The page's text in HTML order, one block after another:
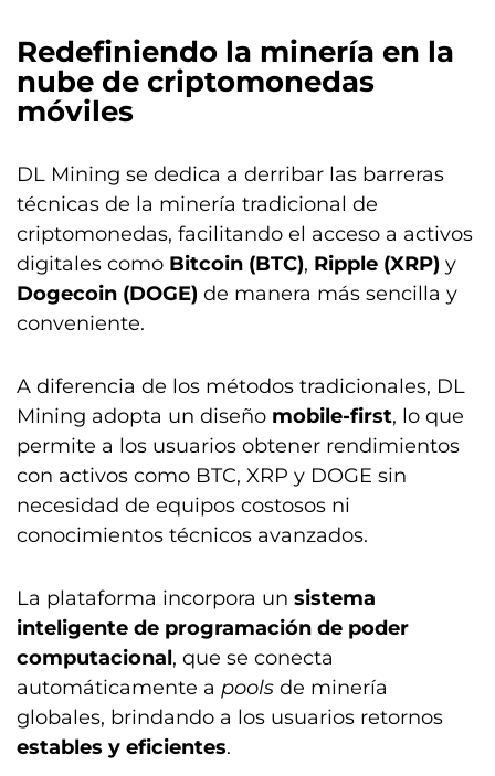
Redefiniendo la minería en la
nube de criptomonedas
móviles
DL Mining se dedica a derribar las barreras
técnicas de la minería tradicional de
criptomonedas, facilitando el acceso a activos
digitales como Bitcoin (BTC), Ripple (XRP) y
Dogecoin (DOGE) de manera más sencilla y
conveniente.
A diferencia de los métodos tradicionales, DL
Mining adopta un diseño mobile-first, lo que
permite a los usuarios obtener rendimientos
con activos como BTC, XRP y DOGE sin
necesidad de equipos costosos ni
conocimientos técnicos avanzados.
La plataforma incorpora un sistema
inteligente de programación de poder
computacional, que se conecta
automáticamente a pools de minería
globales, brindando a los usuarios retornos
estables y eficientes.